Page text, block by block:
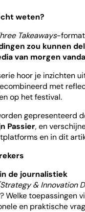
weten?
Takeaways-
zou kunnen
van morgen
hoor je inzichten
met
op het festival.
gepresenteerd
Passier, en
en in dit
de journalistiek
& Innovation
Welke toepassingen
en praktische